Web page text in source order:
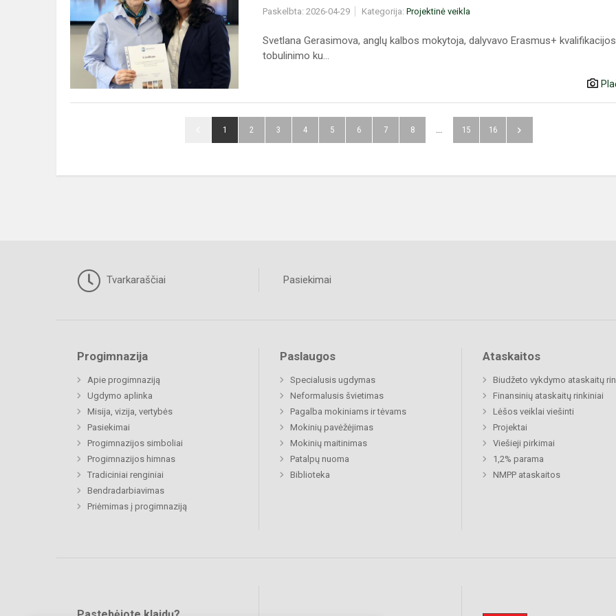
„Įtraukių
pamokų
kūrimas
kiekvienam
besimo...
Paskelbta: 2026-04-29 Kategorija: Projektinė veikla
Svetlana Gerasimova, anglų kalbos mokytoja, dalyvavo Erasmus+ kvalifikacijos
tobulinimo ku...
1 2 3 4 5 6 7 8 ... 15 16
Tvarkaraščiai Pasiekimai
Progimnazija
Apie progimnaziją
Ugdymo aplinka
Misija, vizija, vertybės
Pasiekimai
Progimnazijos simboliai
Progimnazijos himnas
Tradiciniai renginiai
Bendradarbiavimas
Priėmimas į progimnaziją
Paslaugos
Specialusis ugdymas
Neformalusis švietimas
Pagalba mokiniams ir tėvams
Mokinių pavėžėjimas
Mokinių maitinimas
Patalpų nuoma
Biblioteka
Ataskaitos
Biudžeto vykdymo ataskaitų
Finansinių ataskaitų rinkiniai
Lėšos veiklai viešinti
Projektai
Viešieji pirkimai
1,2% parama
NMPP ataskaitos